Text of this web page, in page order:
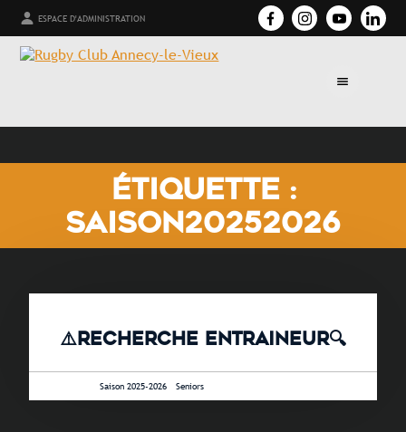
ESPACE D'ADMINISTRATION
ÉTIQUETTE :
SAISON20252026
⚠️RECHERCHE ENTRAINEUR🔍
7 mai 2025 •Saison 2025-2026 -Seniors